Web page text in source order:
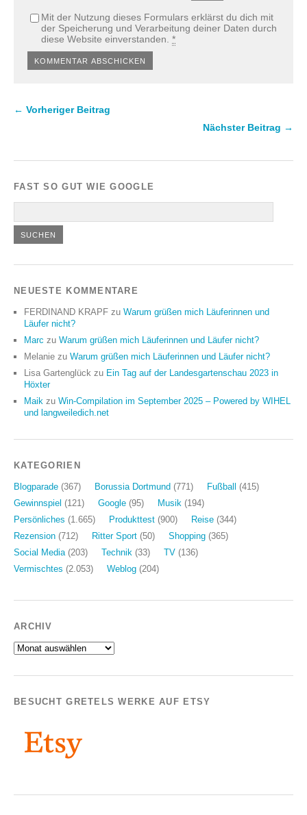
Mit der Nutzung dieses Formulars erklärst du dich mit
der Speicherung und Verarbeitung deiner Daten durch
diese Website einverstanden. *
← Vorheriger Beitrag
Nächster Beitrag →
FAST SO GUT WIE GOOGLE
NEUESTE KOMMENTARE
FERDINAND KRAPF zu Warum grüßen mich Läuferinnen und
Läufer nicht?
Marc zu Warum grüßen mich Läuferinnen und Läufer nicht?
Melanie zu Warum grüßen mich Läuferinnen und Läufer nicht?
Lisa Gartenglück zu Ein Tag auf der Landesgartenschau 2023 in
Höxter
Maik zu Win-Compilation im September 2025 – Powered by WIHEL
und langweiledich.net
KATEGORIEN
Blogparade (367) Borussia Dortmund (771) Fußball
(415)
Gewinnspiel (121) Google (95) Musik (194)
Persönliches (1.665) Produkttest (900) Reise (344)
Rezension (712) Ritter Sport (50) Shopping (365)
Social Media(203) Technik (33) TV (136)
Vermischtes (2.053) Weblog (204)
ARCHIV
Archiv
BESUCHT GRETELS WERKE AUF ETSY